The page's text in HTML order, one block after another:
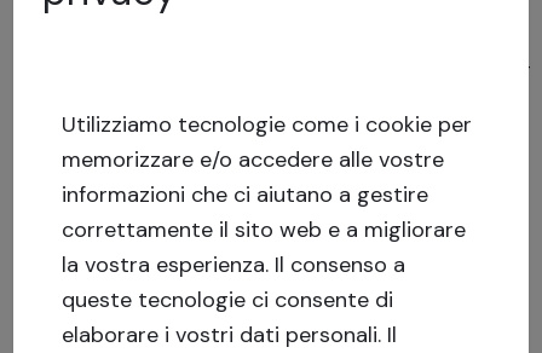
https://blog.crowdestate.eu/it/2020/capitale-
Utilizziamo tecnologie come i cookie per
memorizzare e/o accedere alle vostre
informazioni che ci aiutano a gestire
correttamente il sito web e a migliorare
la vostra esperienza. Il consenso a
queste tecnologie ci consente di
elaborare i vostri dati personali. Il